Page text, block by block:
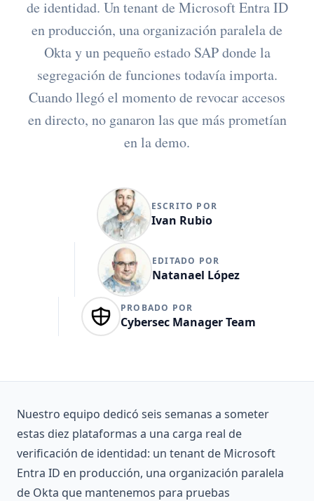
de identidad. Un tenant de Microsoft Entra ID
en producción, una organización paralela de
Okta y un pequeño estado SAP donde la
segregación de funciones todavía importa.
Cuando llegó el momento de revocar accesos
en directo, no ganaron las que más prometían
en la demo.
ESCRITO POR
Ivan Rubio
EDITADO POR
Natanael López
PROBADO POR
Cybersec Manager Team
Nuestro equipo dedicó seis semanas a someter
estas diez plataformas a una carga real de
verificación de identidad: un tenant de Microsoft
Entra ID en producción, una organización paralela
de Okta que mantenemos para pruebas